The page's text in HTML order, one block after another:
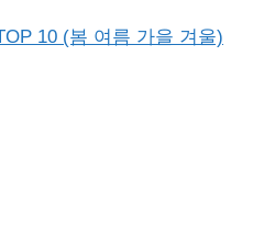
10 (봄 여름 가을 겨울)